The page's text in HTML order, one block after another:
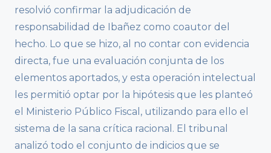
resolvió confirmar la adjudicación de
responsabilidad de Ibañez como coautor del
hecho. Lo que se hizo, al no contar con evidencia
directa, fue una evaluación conjunta de los
elementos aportados, y esta operación intelectual
les permitió optar por la hipótesis que les planteó
el Ministerio Público Fiscal, utilizando para ello el
sistema de la sana crítica racional. El tribunal
analizó todo el conjunto de indicios que se